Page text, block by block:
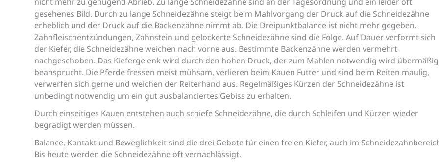
gesehenes Bild. Durch zu lange Schneidezähne steigt beim Mahlvorgang der Druck auf die Schneidezähne
erheblich und der Druck auf die Backenzähne nimmt ab. Die Dreipunktbalance ist nicht mehr gegeben.
Zahnfleischentzündungen, Zahnstein und gelockerte Schneidezähne sind die Folge. Auf Dauer verformt sich
der Kiefer, die Schneidezähne weichen nach vorne aus. Bestimmte Backenzähne werden vermehrt
nachgeschoben. Das Kiefergelenk wird durch den hohen Druck, der zum Mahlen notwendig wird übermäßig
beansprucht. Die Pferde fressen meist mühsam, verlieren beim Kauen Futter und sind beim Reiten maulig,
verwerfen sich gerne und weichen der Reiterhand aus. Regelmäßiges Kürzen der Schneidezähne ist
unbedingt notwendig um ein gut ausbalanciertes Gebiss zu erhalten.
Durch einseitiges Kauen entstehen auch schiefe Schneidezähne, die durch Schleifen und Kürzen wieder
begradigt werden müssen.
Balance, Kontakt und Beweglichkeit sind die drei Gebote für einen freien Kiefer, auch im
Bis heute werden die Schneidezähne oft vernachlässigt.